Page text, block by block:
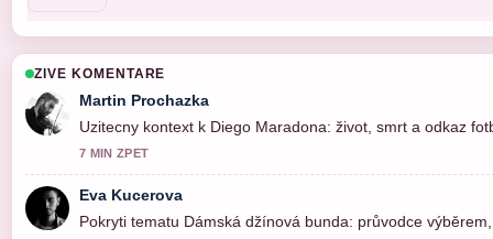
ZIVE KOMENTARE
Martin Prochazka
Uzitecny kontext k Diego Maradona: život, smrt a odkaz
7 MIN ZPET
Eva Kucerova
Pokryti tematu Dámská džínová bunda: průvodce